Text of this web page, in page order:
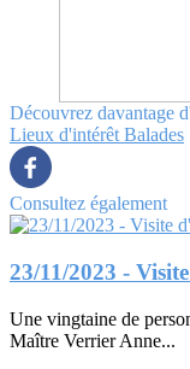
Découvrez davantage
Lieux d'intérêtBalades
Consultez également
23/11/2023 -
Une vingtaine de
Maître Verrier Anne...